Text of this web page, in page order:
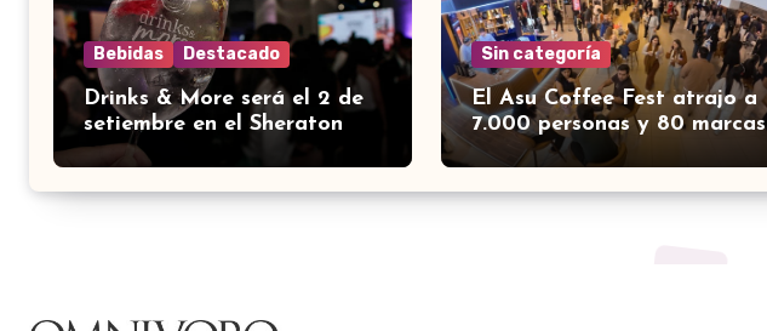
Bebidas Destacado
Drinks & More será el 2 de
setiembre en el Sheraton
Sin categoría
El Asu Coffee Fest atrajo a
7.000 personas y 80 marcas